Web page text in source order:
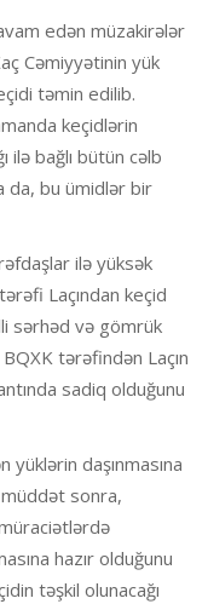
edən müzakirələr
Cəmiyyətinin yük
təmin edilib.
keçidlərin
ilə bağlı bütün cəlb
da, bu ümidlər bir
ilə yüksək
Laçından keçid
sərhəd və gömrük
tərəfindən Laçın
sadiq olduğunu
daşınmasına
sonra,
hazır olduğunu
təşkil olunacağı